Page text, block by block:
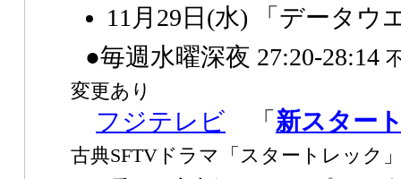
11月29日(水) 「データウ
●毎週水曜深夜 27:20-28:14
変更あり
フジテレビ 「 新スター
古典SFTVドラマ「スタートレック